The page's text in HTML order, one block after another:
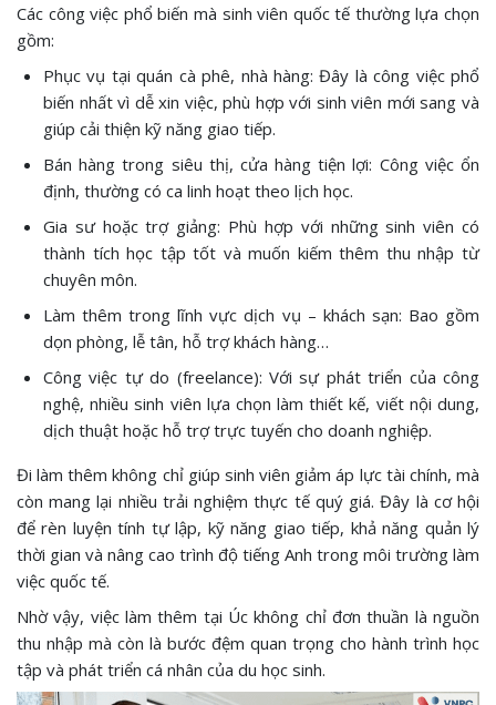
Các công việc phổ biến mà sinh viên quốc tế thường lựa chọn
gồm:
Phục vụ tại quán cà phê, nhà hàng: Đây là công việc phổ
biến nhất vì dễ xin việc, phù hợp với sinh viên mới sang và
giúp cải thiện kỹ năng giao tiếp.
Bán hàng trong siêu thị, cửa hàng tiện lợi: Công việc ổn
định, thường có ca linh hoạt theo lịch học.
Gia sư hoặc trợ giảng: Phù hợp với những sinh viên có
thành tích học tập tốt và muốn kiếm thêm thu nhập từ
chuyên môn.
Làm thêm trong lĩnh vực dịch vụ – khách sạn: Bao gồm
dọn phòng, lễ tân, hỗ trợ khách hàng…
Công việc tự do (freelance): Với sự phát triển của công
nghệ, nhiều sinh viên lựa chọn làm thiết kế, viết nội dung,
dịch thuật hoặc hỗ trợ trực tuyến cho doanh nghiệp.
Đi làm thêm không chỉ giúp sinh viên giảm áp lực tài chính, mà
còn mang lại nhiều trải nghiệm thực tế quý giá. Đây là cơ hội
để rèn luyện tính tự lập, kỹ năng giao tiếp, khả năng quản lý
thời gian và nâng cao trình độ tiếng Anh trong môi trường làm
việc quốc tế.
Nhờ vậy, việc làm thêm tại Úc không chỉ đơn thuần là nguồn
thu nhập mà còn là bước đệm quan trọng cho hành trình học
tập và phát triển cá nhân của du học sinh.